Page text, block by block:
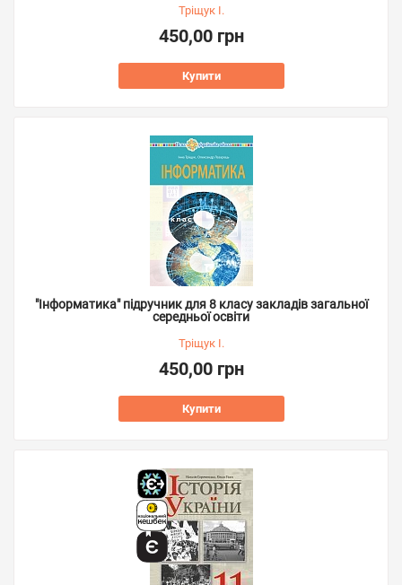
Тріщук І.
450,00 грн
Купити
"Інформатика" підручник для 8 класу закладів загальної
середньої освіти
Тріщук І.
450,00 грн
Купити